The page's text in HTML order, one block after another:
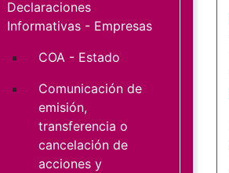
Declaraciones
Informativas - Empresas
COA - Estado
Comunicación de
emisión,
transferencia o
cancelación de
acciones y